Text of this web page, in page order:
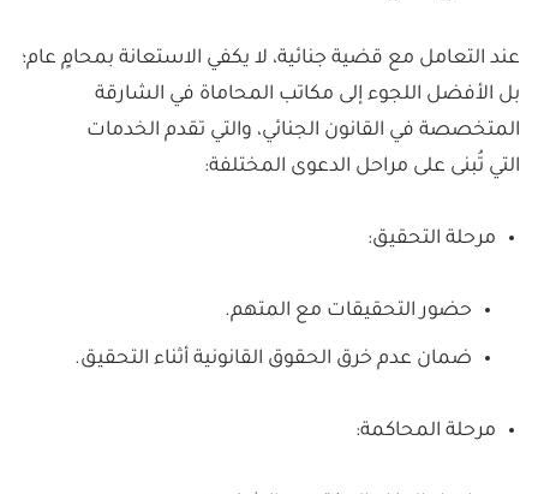
عند التعامل مع قضية جنائية، لا يكفي الاستعانة بمحامٍ عام؛
بل الأفضل اللجوء إلى مكاتب المحاماة في الشارقة
المتخصصة في القانون الجنائي، والتي تقدم الخدمات
التي تُبنى على مراحل الدعوى المختلفة:
مرحلة التحقيق:
حضور التحقيقات مع المتهم.
ضمان عدم خرق الحقوق القانونية أثناء التحقيق.
مرحلة المحاكمة: